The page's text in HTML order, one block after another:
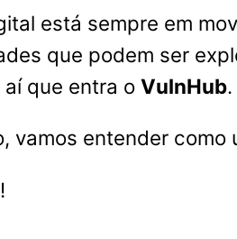
está sempre em
que podem ser
aí que entra o VulnHub.
vamos entender